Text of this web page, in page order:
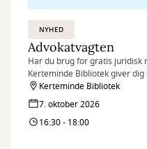
NYHED
Advokatvagten
Har du brug for gratis juridisk
Kerteminde Bibliotek giver
af en frivillig advokat – hurtigt,
Kerteminde Bibliotek
7. oktober 2026
16:30 - 18:00